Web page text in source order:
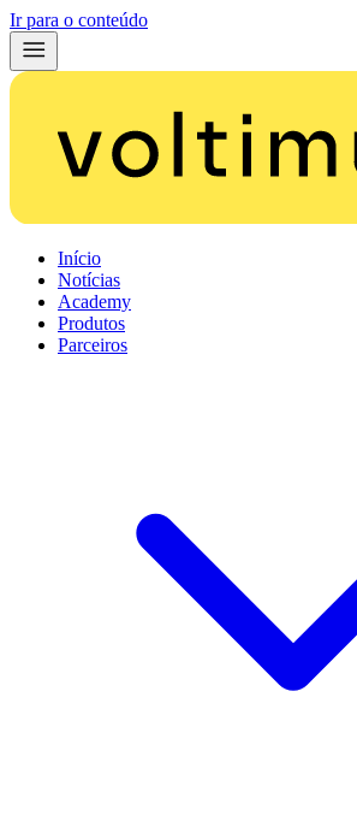
Ir para o conteúdo
Início
Notícias
Academy
Produtos
Parceiros